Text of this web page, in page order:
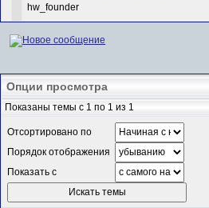
hw_founder
Опции просмотра
Показаны темы с 1 по 1 из 1
Отсортировано по
Порядок отображения
Показать с